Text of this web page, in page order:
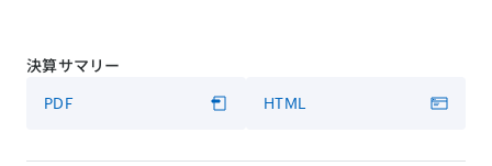
決算サマリー
PDF HTML